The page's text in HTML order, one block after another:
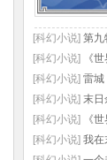
[科幻小说] 第九
[科幻小说]
《
权理解》
[科幻小说] 雷城
[科幻小说] 末日
[科幻小说]
《
理》
[科幻小说] 我在